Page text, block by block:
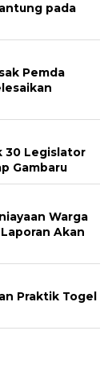
pada
Pemda
30 Legislator
Gambaru
Warga
Akan
Praktik Togel